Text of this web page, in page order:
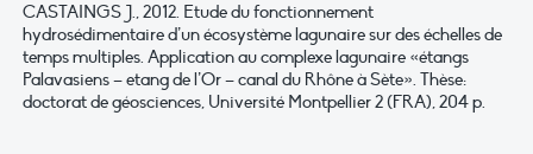
CASTAINGS J., 2012. Etude du fonctionnement
hydrosédimentaire d’un écosystème lagunaire sur des échelles de
temps multiples. Application au complexe lagunaire «étangs
Palavasiens – etang de l’Or – canal du Rhône à Sète». Thèse:
doctorat de géosciences, Université Montpellier 2 (FRA), 204 p.